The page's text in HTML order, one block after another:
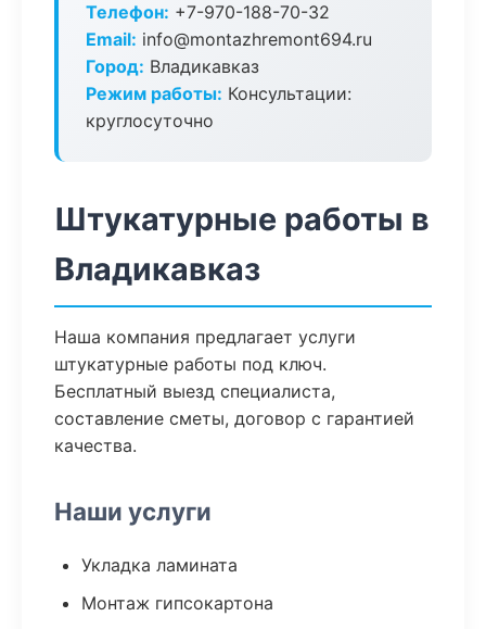
Телефон: +7-970-188-70-32
Email: info@montazhremont694.ru
Город: Владикавказ
Режим работы: Консультации:
круглосуточно
Штукатурные работы в
Владикавказ
Наша компания предлагает услуги
штукатурные работы под ключ.
Бесплатный выезд специалиста,
составление сметы, договор с гарантией
качества.
Наши услуги
Укладка ламината
Монтаж гипсокартона